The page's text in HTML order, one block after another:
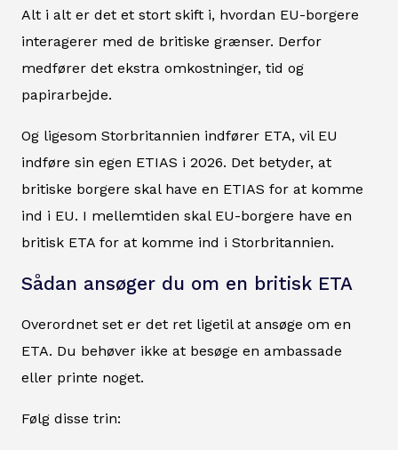
Alt i alt er det et stort skift i, hvordan EU-borgere
interagerer med de britiske grænser. Derfor
medfører det ekstra omkostninger, tid og
papirarbejde.
Og ligesom Storbritannien indfører ETA, vil EU
indføre sin egen ETIAS i 2026. Det betyder, at
britiske borgere skal have en ETIAS for at komme
ind i EU. I mellemtiden skal EU-borgere have en
britisk ETA for at komme ind i Storbritannien.
Sådan ansøger du om en britisk ETA
Overordnet set er det ret ligetil at ansøge om en
ETA. Du behøver ikke at besøge en ambassade
eller printe noget.
Følg disse trin: